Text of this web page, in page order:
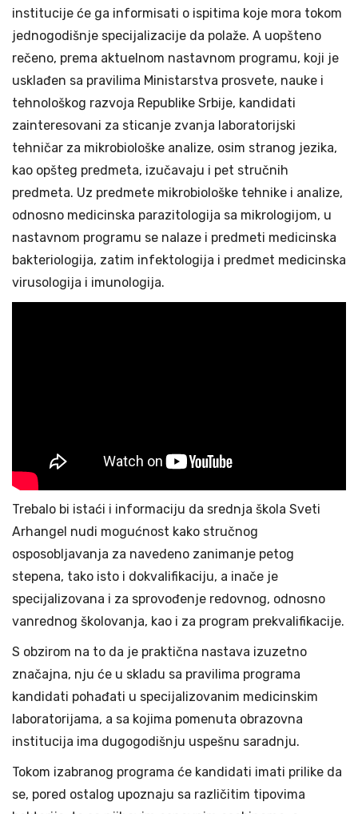
institucije će ga informisati o ispitima koje mora tokom
jednogodišnje specijalizacije da polaže. A uopšteno
rečeno, prema aktuelnom nastavnom programu, koji je
usklađen sa pravilima Ministarstva prosvete, nauke i
tehnološkog razvoja Republike Srbije, kandidati
zainteresovani za sticanje zvanja laboratorijski
tehničar za mikrobiološke analize, osim stranog jezika,
kao opšteg predmeta, izučavaju i pet stručnih
predmeta. Uz predmete mikrobiološke tehnike i analize,
odnosno medicinska parazitologija sa mikrologijom, u
nastavnom programu se nalaze i predmeti medicinska
bakteriologija, zatim infektologija i predmet medicinska
virusologija i imunologija.
Trebalo bi istaći i informaciju da srednja škola Sveti
Arhangel nudi mogućnost kako stručnog
osposobljavanja za navedeno zanimanje petog
stepena, tako isto i dokvalifikaciju, a inače je
specijalizovana i za sprovođenje redovnog, odnosno
vanrednog školovanja, kao i za program prekvalifikacije.
S obzirom na to da je praktična nastava izuzetno
značajna, nju će u skladu sa pravilima programa
kandidati pohađati u specijalizovanim medicinskim
laboratorijama, a sa kojima pomenuta obrazovna
institucija ima dugogodišnju uspešnu saradnju.
Tokom izabranog programa će kandidati imati prilike da
se, pored ostalog upoznaju sa različitim tipovima